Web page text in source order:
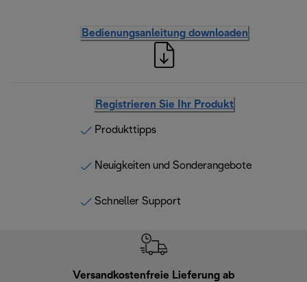
Bedienungsanleitung downloaden
Registrieren Sie Ihr Produkt
Produkttipps
Neuigkeiten und Sonderangebote
Schneller Support
Versandkostenfreie Lieferung ab